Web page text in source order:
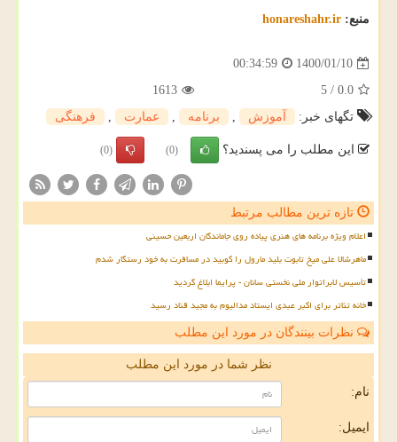
منبع: honareshahr.ir
1400/01/10
00:34:59
0.0
/
5
1613
تگهای خبر:
آموزش , برنامه , عمارت , فرهنگی
این مطلب را می پسندید؟ (0)
(0)
تازه ترین مطالب مرتبط
اعلام ویژه برنامه های هنری پیاده روی جاماندگان اربعین حسینی
ماهرشالا علی میخ تابوت بلید مارول را کوبید در مسافرت به خود رستگار شدم
تأسیس لابراتوار ملی نخستی سانان - پرایما ابلاغ گردید
خانه تئاتر برای اکبر عبدی ایستاد مدالیوم به مجید قناد رسید
نظرات بینندگان در مورد این مطلب
نظر شما در مورد این مطلب
نام:
ایمیل: